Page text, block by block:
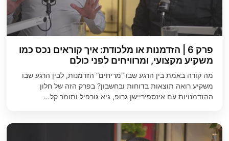
פרק 6 | הזדמנות או מלכודת: איך קוראים נכס כמו
משקיע מקצועי, ומרוויחים לפני כולם
מה קורה באמת בין הרגע שבו “מריחים” הזדמנות, לבין הרגע שבו
משקיע רואה תוצאות בדוחות ובחשבון? בפרק הזה של חלון
ההזדמנויות עם אינספיריישן גרופ, גיא גורפיל ותומר קל…